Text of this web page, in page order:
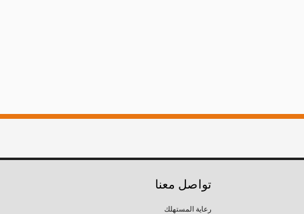
تواصل معنا
رعاية المستهلك